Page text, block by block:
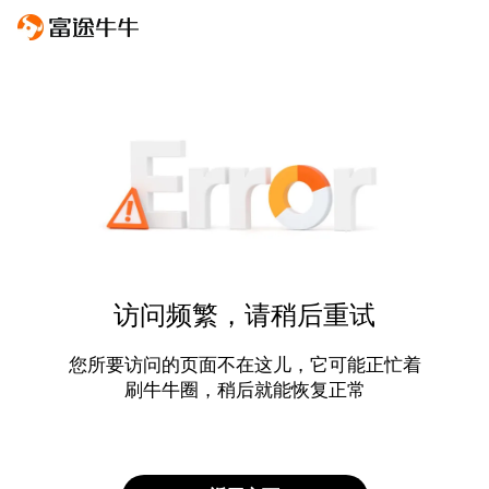
访问频繁，请稍后重试
您所要访问的页面不在这儿，它可能正忙着
刷牛牛圈，稍后就能恢复正常